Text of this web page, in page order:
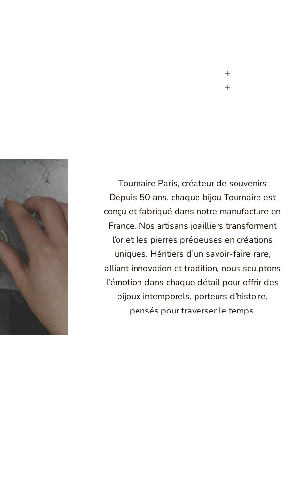
Tournaire Paris, créateur de souvenirs
Depuis 50 ans, chaque bijou Tournaire est
conçu et fabriqué dans notre manufacture en
France. Nos artisans joailliers transforment
l’or et les pierres précieuses en créations
uniques. Héritiers d’un savoir-faire rare,
alliant innovation et tradition, nous sculptons
l’émotion dans chaque détail pour offrir des
bijoux intemporels, porteurs d’histoire,
pensés pour traverser le temps.
Montbrison, Lyon, Paris